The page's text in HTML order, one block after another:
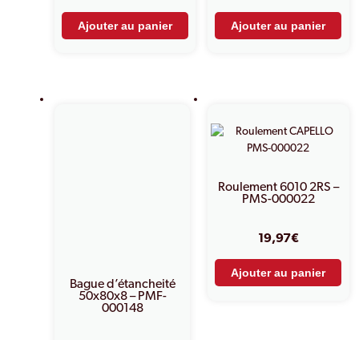
Ajouter au panier Ajouter au panier
Bague d’étancheité
50x80x8 – PMF-
000148
Roulement 6010 2RS –
PMS-000022
19,97€
Ajouter au panier